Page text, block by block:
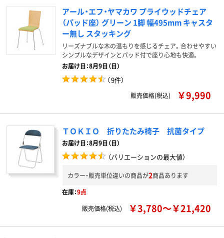
アール・エフ・ヤマカワ プライウッドチェア
（パッド座） グリーン 1脚 幅495mm キャスタ
ー無し スタッキング
リーズナブルな木の温もりを感じるチェア。合わせやすい
シンプルなデザインとパッド付で座り心地も快適。
お届け日：8月9日（日）
（9件）
販売価格(税込) ￥9,990
ＴＯＫＩＯ 折りたたみ椅子 抗菌タイプ
お届け日：8月9日（日）
（バリエーションの最大値）
カラー・販売単位違いの商品が2商品あります
在庫：9点
販売価格(税込)
￥3,780～￥21,420